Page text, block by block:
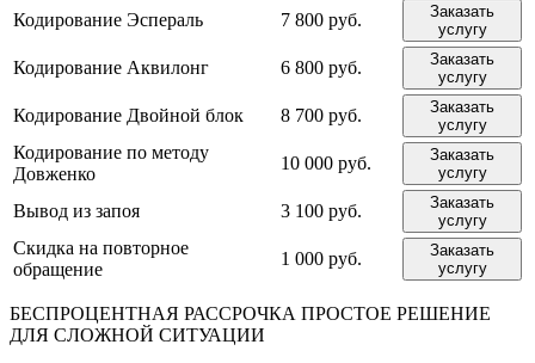
Кодирование Эспераль 7 800 руб.
Заказать
услугу
Кодирование Аквилонг 6 800 руб.
Заказать
услугу
Кодирование Двойной блок 8 700 руб.
Заказать
услугу
Кодирование по методу
Довженко
10 000 руб.
Заказать
услугу
Вывод из запоя 3 100 руб.
Заказать
услугу
Скидка на повторное
обращение
1 000 руб.
Заказать
услугу
БЕСПРОЦЕНТНАЯ РАССРОЧКА ПРОСТОЕ РЕШЕНИЕ
ДЛЯ СЛОЖНОЙ СИТУАЦИИ